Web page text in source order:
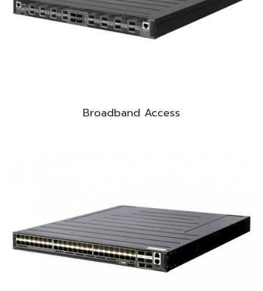
Broadband Access